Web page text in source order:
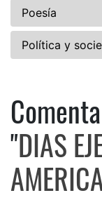
Poesía
Política y
"DIAS